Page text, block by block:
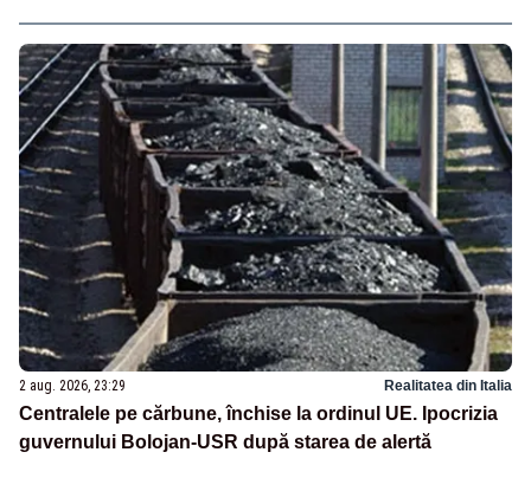
2 aug. 2026, 23:29 Realitatea din Italia
Centralele pe cărbune, închise la ordinul UE. Ipocrizia
guvernului Bolojan-USR după starea de alertă